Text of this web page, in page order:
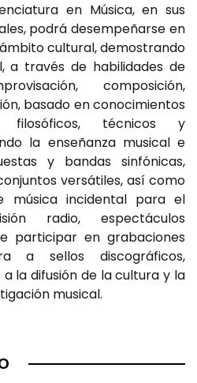
en Música, en sus
podrá desempeñarse en
cultural, demostrando
a través de habilidades de
composición,
basado en conocimientos
filosóficos, técnicos y
la enseñanza musical e
y bandas sinfónicas,
versátiles, así como
música incidental para el
radio, espectáculos
participar en grabaciones
a sellos discográficos,
la difusión de la cultura y la
musical.